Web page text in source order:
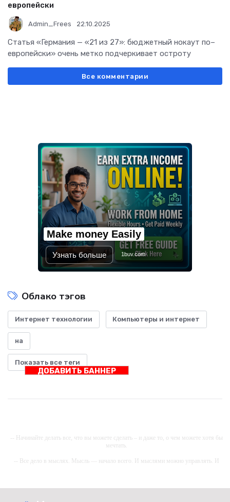
европейски
Admin_Frees 22.10.2025
Статья «Германия — «21 из 27»: бюджетный нокаут по–
европейски» очень метко подчеркивает остроту
Все комментарии
Make money Easily
Узнать больше 1buv.com
Облако тэгов
Интернет технологии Компьютеры и интернет
на
Показать все теги
ДОБАВИТЬ БАННЕР
-- Начинайте делать все, что вы можете сделать – и даже то, о чем можете хотя бы
мечтать.
-- Все дело в мыслях. Мысль — начало всего. И мыслями можно управлять. И